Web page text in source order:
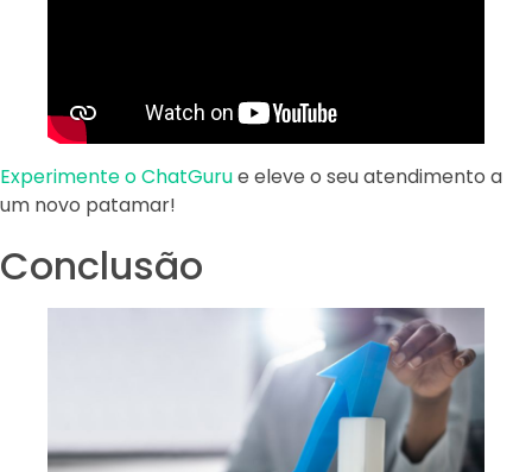
Experimente o ChatGurue eleve o seu atendimento a
um novo patamar!
Conclusão